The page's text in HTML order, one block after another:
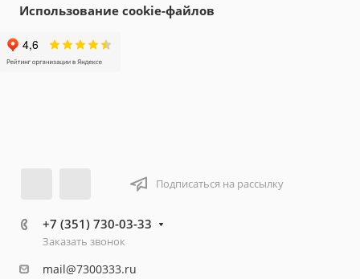
Использование cookie-файлов
Подписаться на рассылку
+7 (351) 730-03-33
Заказать звонок
mail@7300333.ru